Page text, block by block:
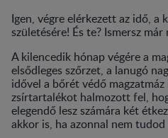
Igen, végre elérkezett az idő, a
születésére! És te? Ismersz már
A kilencedik hónap végére a
elsődleges szőrzet, a lanugó
idővel a bőrét védő
zsírtartalékot halmozott fel,
elegendő lesz számára két
akkor is, ha azonnal nem